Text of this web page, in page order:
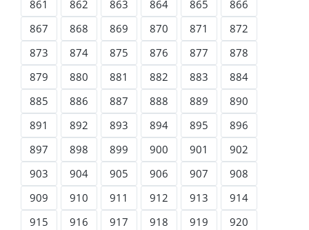
861
862 863 864 865
866
867
868 869 870 871
872
873
874 875 876 877
878
879
880 881 882 883
884
885
886 887 888 889
890
891
892 893 894 895
896
897
898 899 900 901
902
903
904 905 906 907
908
909
910 911 912 913
914
915
916 917 918 919
920